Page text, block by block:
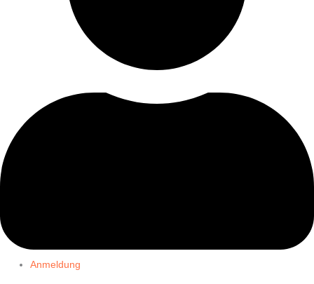
Anmeldung